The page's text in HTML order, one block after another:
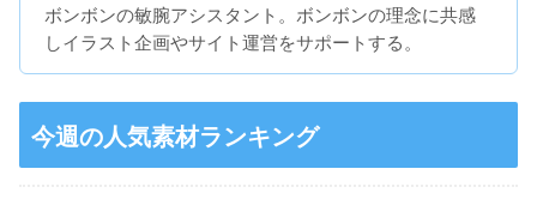
ボンボンの敏腕アシスタント。ボンボンの理念に共感
しイラスト企画やサイト運営をサポートする。
今週の人気素材ランキング